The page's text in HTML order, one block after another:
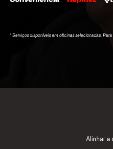
* Serviços disponíveis em oficinas selecionadas.
Alinhar a